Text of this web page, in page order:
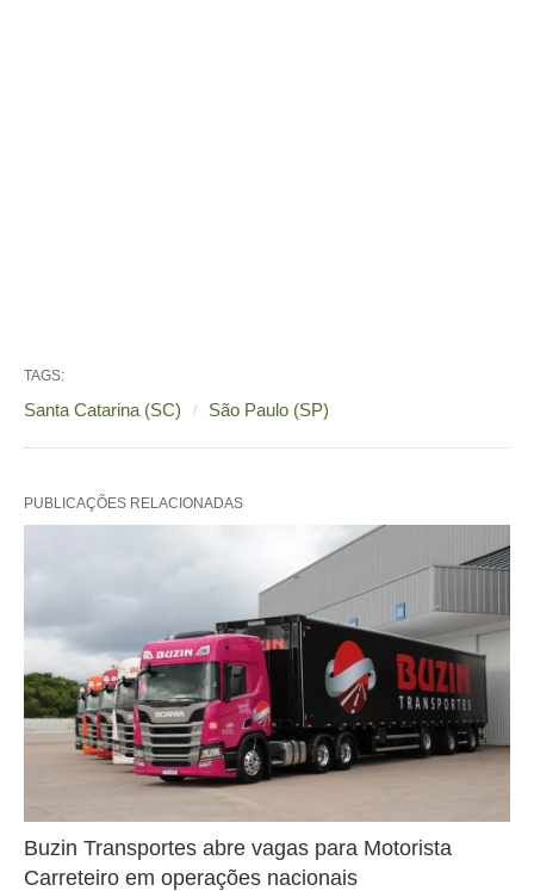
TAGS:
Santa Catarina (SC) São Paulo (SP)
PUBLICAÇÕES RELACIONADAS
Buzin Transportes abre vagas para Motorista
Carreteiro em operações nacionais